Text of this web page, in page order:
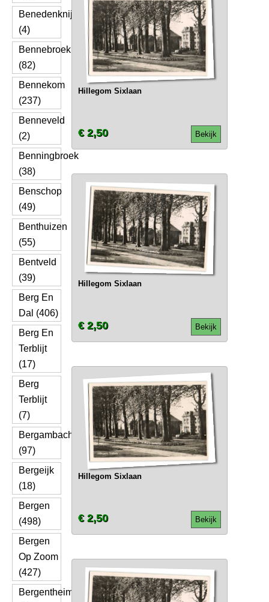
Benedenknijpe
(4)
Bennebroek
(82)
Bennekom
(237)
Benneveld
(2)
Benningbroek
(38)
Benschop
(49)
Benthuizen
(55)
Bentveld
(39)
Berg En
Dal (406)
Berg En
Terblijt
(17)
Berg
Terblijt
(7)
Bergambacht
(97)
Bergeijk
(18)
Bergen
(498)
Bergen
Op Zoom
(427)
Bergentheim
Hillegom Sixlaan
Bekijk
€ 2,50
Hillegom Sixlaan
Bekijk
€ 2,50
Hillegom Sixlaan
Bekijk
€ 2,50